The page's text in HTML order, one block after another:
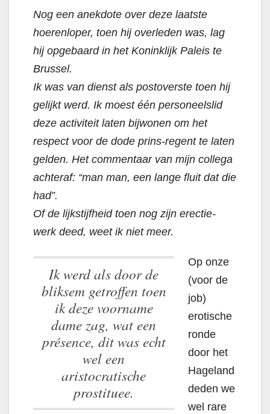
Nog een anekdote over deze laatste
hoerenloper, toen hij overleden was, lag
hij opgebaard in het Koninklijk Paleis te
Brussel.
Ik was van dienst als postoverste toen hij
gelijkt werd. Ik moest één personeelslid
deze activiteit laten bijwonen om het
respect voor de dode prins-regent te laten
gelden. Het commentaar van mijn collega
achteraf: “man man, een lange fluit dat die
had”.
Of de lijkstijfheid toen nog zijn erectie-
werk deed, weet ik niet meer.
Ik werd als door de
bliksem getroffen toen
ik deze voorname
dame zag, wat een
présence, dit was echt
wel een
aristocratische
prostituee.
Op onze
(voor de
job)
erotische
ronde
door het
Hageland
deden we
wel rare